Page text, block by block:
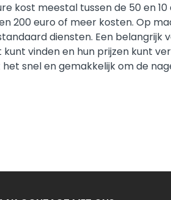
kost meestal tussen de 50 en
200 euro of meer kosten. Op
diensten. Een belangrijk
kunt vinden en hun prijzen kunt
snel en gemakkelijk om de